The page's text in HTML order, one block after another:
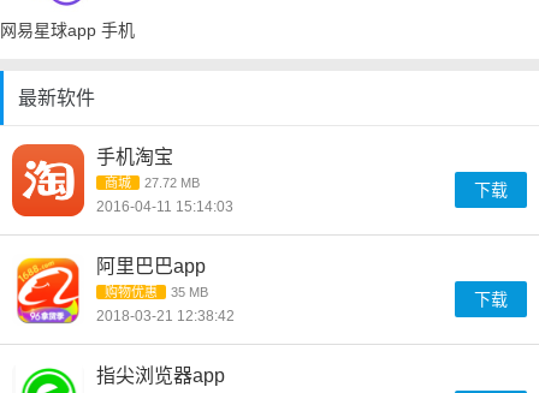
网易星球app 手机下载
最新软件
手机淘宝
商城 27.72 MB
2016-04-11 15:14:03
下载
阿里巴巴app
购物优惠 35 MB
2018-03-21 12:38:42
下载
指尖浏览器app